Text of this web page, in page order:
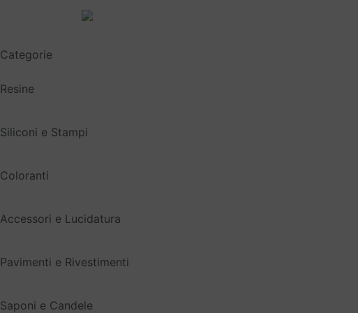
Categorie
Resine
Siliconi e Stampi
Coloranti
Accessori e Lucidatura
Pavimenti e Rivestimenti
Saponi e Candele